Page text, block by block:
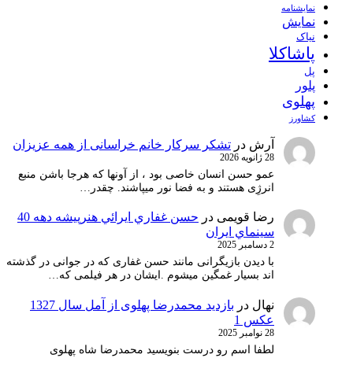
نمايشنامه
نمایش
نیاک
پاشاکلا
پل
پلور
پهلوی
کشاورز
آرش در تشکر سرکار خانم خراسانی از همه عزیزان
28 ژانویه 2026
عمو حسن انسان خاصی بود ، از آونها که هرجا باشن منبع
انرژِی هستند و به فضا نور میپاشند. چقدر…
رضا قویمی در
حسن غفاري ايرائي هنرپيشه دهه 40
سينماي ايران
2 دسامبر 2025
با دیدن بازیگرانی مانند حسن غفاری که در جوانی در گذشته
اند بسیار غمگین میشوم .ایشان در هر فیلمی که…
نهال در
بازدید محمدرضا پهلوی از آمل سال 1327
عکس 1
28 نوامبر 2025
لطفا اسم رو درست بنویسید محمدرضا شاه پهلوی